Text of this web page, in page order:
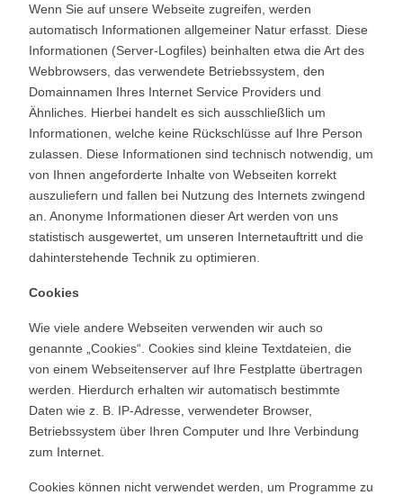
Wenn Sie auf unsere Webseite zugreifen, werden
automatisch Informationen allgemeiner Natur erfasst. Diese
Informationen (Server-Logfiles) beinhalten etwa die Art des
Webbrowsers, das verwendete Betriebssystem, den
Domainnamen Ihres Internet Service Providers und
Ähnliches. Hierbei handelt es sich ausschließlich um
Informationen, welche keine Rückschlüsse auf Ihre Person
zulassen. Diese Informationen sind technisch notwendig, um
von Ihnen angeforderte Inhalte von Webseiten korrekt
auszuliefern und fallen bei Nutzung des Internets zwingend
an. Anonyme Informationen dieser Art werden von uns
statistisch ausgewertet, um unseren Internetauftritt und die
dahinterstehende Technik zu optimieren.
Cookies
Wie viele andere Webseiten verwenden wir auch so
genannte „Cookies“. Cookies sind kleine Textdateien, die
von einem Webseitenserver auf Ihre Festplatte übertragen
werden. Hierdurch erhalten wir automatisch bestimmte
Daten wie z. B. IP-Adresse, verwendeter Browser,
Betriebssystem über Ihren Computer und Ihre Verbindung
zum Internet.
Cookies können nicht verwendet werden, um Programme zu